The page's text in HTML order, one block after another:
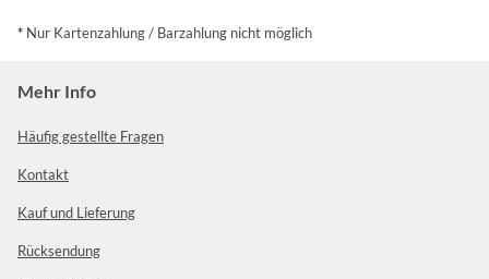
* Nur Kartenzahlung / Barzahlung nicht möglich
Mehr Info
Häufig gestellte Fragen
Kontakt
Kauf und Lieferung
Rücksendung